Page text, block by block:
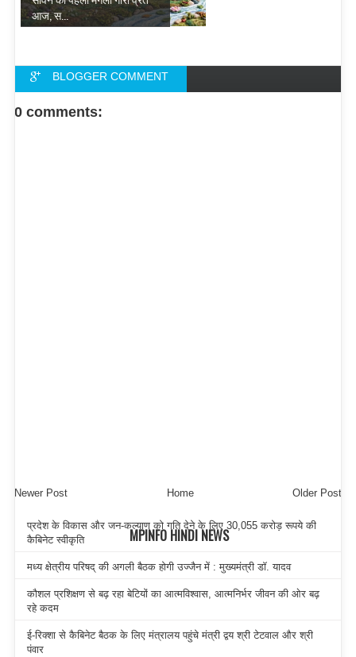
आज, स...
BLOGGER COMMENT
FACEBOOK COMMENT
0 comments:
Newer Post Older Post
Home
MPINFO HINDI NEWS
प्रदेश के विकास और जन-कल्याण को गति देने के लिए 30,055 करोड़ रूपये की
कैबिनेट स्वीकृति
मध्य क्षेत्रीय परिषद् की अगली बैठक होगी उज्जैन में : मुख्यमंत्री डॉ. यादव
कौशल प्रशिक्षण से बढ़ रहा बेटियों का आत्मविश्वास, आत्मनिर्भर जीवन की ओर बढ़
रहे कदम
ई-रिक्शा से कैबिनेट बैठक के लिए मंत्रालय पहुंचे मंत्री द्वय श्री टेटवाल और श्री
पंवार